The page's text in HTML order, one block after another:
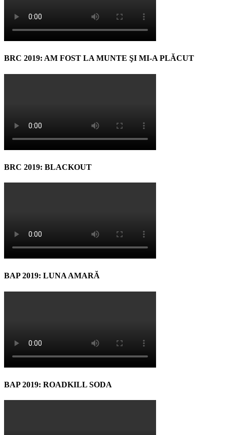
BRC 2019: AM FOST LA MUNTE ŞI MI-A PLĂCUT
BRC 2019: BLACKOUT
BAP 2019: LUNA AMARĂ
BAP 2019: ROADKILL SODA